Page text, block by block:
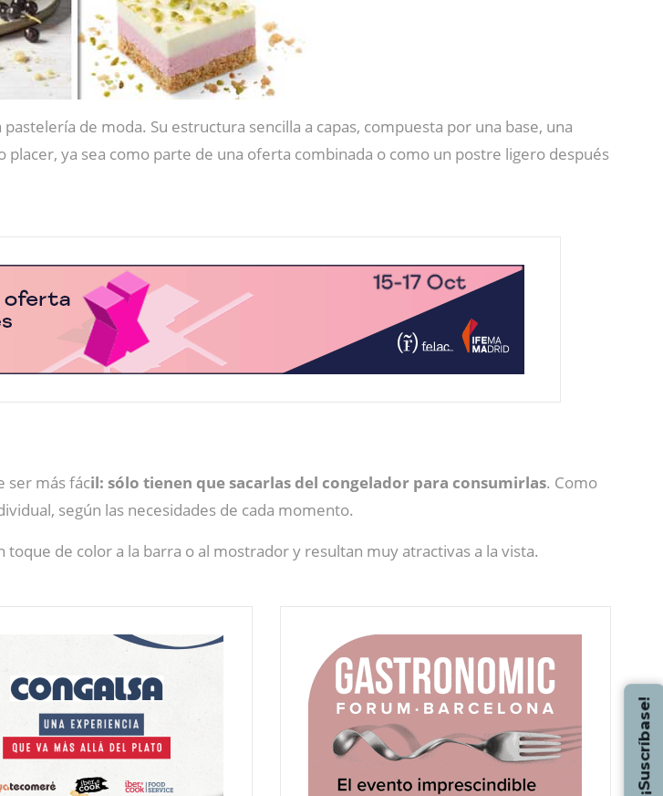
de moda. Su estructura sencilla a capas, compuesta por una base, una
ya sea como parte de una oferta combinada o como un postre ligero después
ser más fácil: sólo tienen que sacarlas del congelador para consumirlas. Como
según las necesidades de cada momento.
toque de color a la barra o al mostrador y resultan muy atractivas a la vista.
¡Suscríbase!